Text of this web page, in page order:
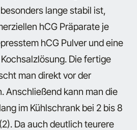
lange stabil ist,
hCG Präparate je
hCG Pulver und eine
Die fertige
man direkt vor der
Anschließend kann man die
im Kühlschrank bei 2 bis 8
Da auch deutlich teurere